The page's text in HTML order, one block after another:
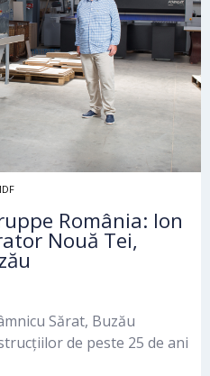
România: Ion
Nouă Tei,
Sărat, Buzău
de peste 25 de ani